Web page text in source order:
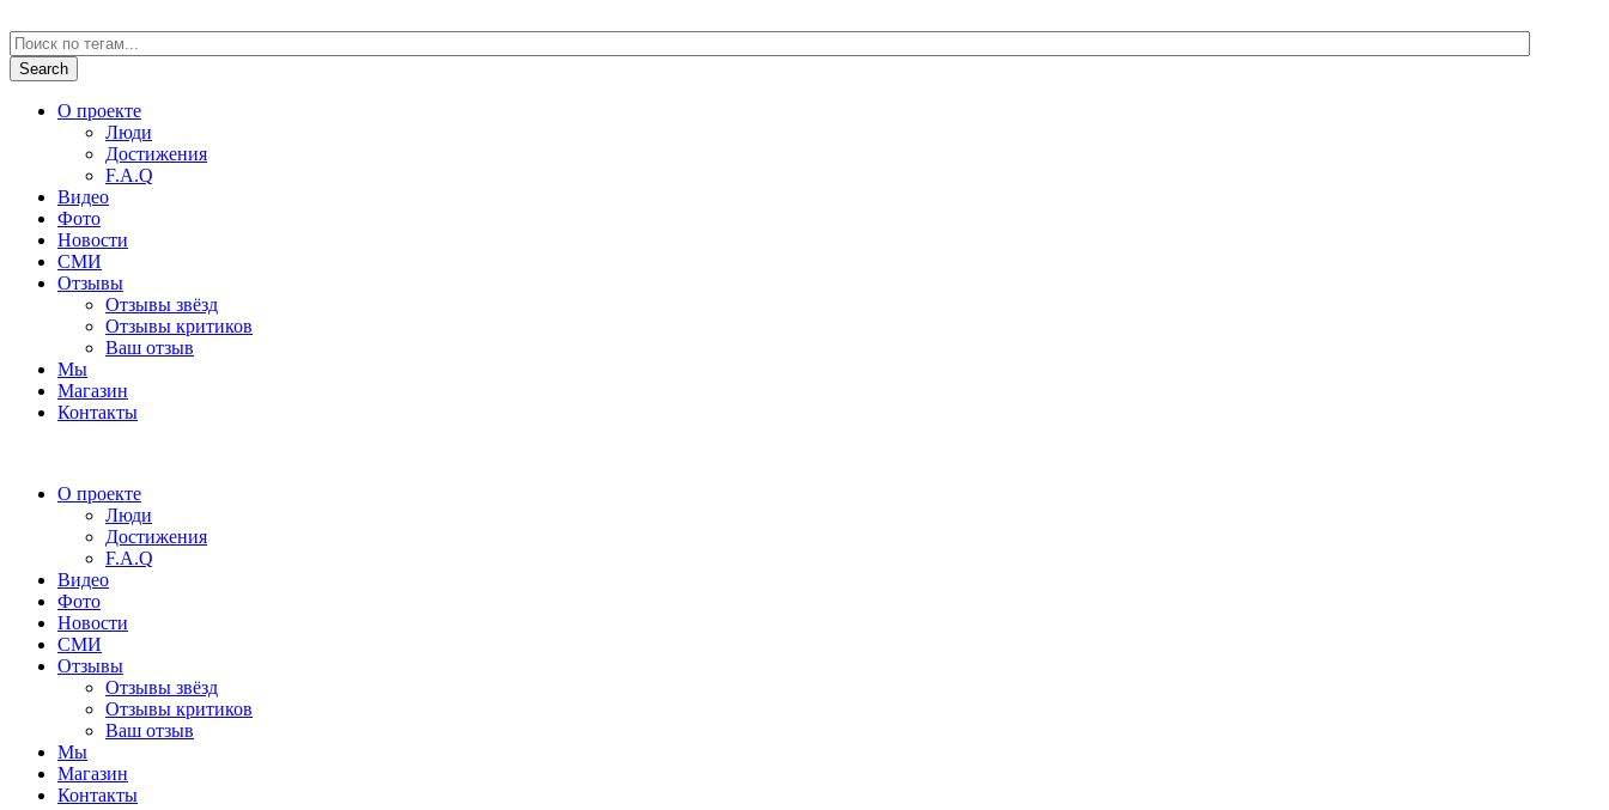
О проекте
Люди
Достижения
F.A.Q
Видео
Фото
Новости
СМИ
Отзывы
Отзывы звёзд
Отзывы критиков
Ваш отзыв
Мы
Магазин
Контакты
О проекте
Люди
Достижения
F.A.Q
Видео
Фото
Новости
СМИ
Отзывы
Отзывы звёзд
Отзывы критиков
Ваш отзыв
Мы
Магазин
Контакты